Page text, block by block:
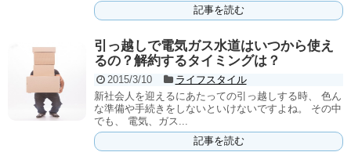
記事を読む
引っ越しで電気ガス水道はいつから使え
るの？解約するタイミングは？
2015/3/10
ライフスタイル
新社会人を迎えるにあたっての引っ越しする時、 色ん
な準備や手続きをしないといけないですよね。 その中
でも、 電気、ガス...
記事を読む